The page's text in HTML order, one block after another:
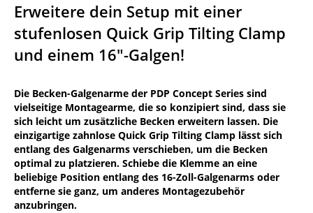
Erweitere dein Setup mit einer
stufenlosen Quick Grip Tilting Clamp
und einem 16"-Galgen!
Die Becken-Galgenarme der PDP Concept Series sind
vielseitige Montagearme, die so konzipiert sind, dass sie
sich leicht um zusätzliche Becken erweitern lassen. Die
einzigartige zahnlose Quick Grip Tilting Clamp lässt sich
entlang des Galgenarms verschieben, um die Becken
optimal zu platzieren. Schiebe die Klemme an eine
beliebige Position entlang des 16-Zoll-Galgenarms oder
entferne sie ganz, um anderes Montagezubehör
anzubringen.